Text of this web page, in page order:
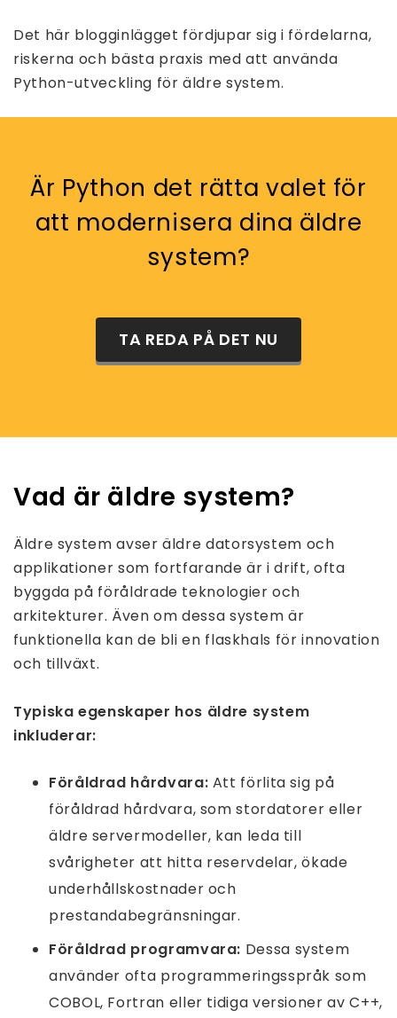
Det här blogginlägget fördjupar sig i fördelarna,
riskerna och bästa praxis med att använda
Python-utveckling för äldre system.
Är Python det rätta valet för
att modernisera dina äldre
system?
TA REDA PÅ DET NU
Vad är äldre system?
Äldre system avser äldre datorsystem och
applikationer som fortfarande är i drift, ofta
byggda på föråldrade teknologier och
arkitekturer. Även om dessa system är
funktionella kan de bli en flaskhals för innovation
och tillväxt.
Typiska egenskaper hos äldre system
inkluderar:
Föråldrad hårdvara: Att förlita sig på
föråldrad hårdvara, som stordatorer eller
äldre servermodeller, kan leda till
svårigheter att hitta reservdelar, ökade
underhållskostnader och
prestandabegränsningar.
Föråldrad programvara: Dessa system
använder ofta programmeringsspråk som
COBOL, Fortran eller tidiga versioner av C++,